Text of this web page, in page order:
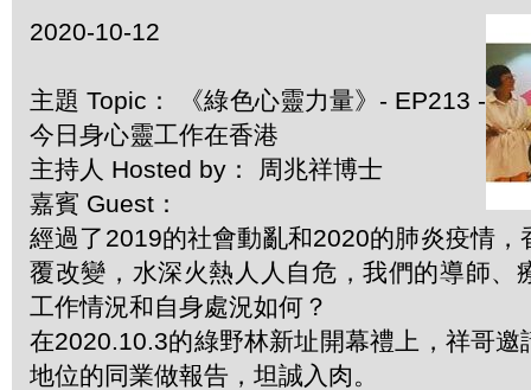
2020-10-12
主題 Topic： 《綠色心靈力量》- EP213 -
今日身心靈工作在香港
主持人 Hosted by： 周兆祥博士
嘉賓 Guest：
經過了2019的社會動亂和2020的肺炎疫情，
覆改變，水深火熱人人自危，我們的導師、
工作情況和自身處況如何？
在2020.10.3的綠野林新址開幕禮上，祥哥邀
地位的同業做報告，坦誠入肉。